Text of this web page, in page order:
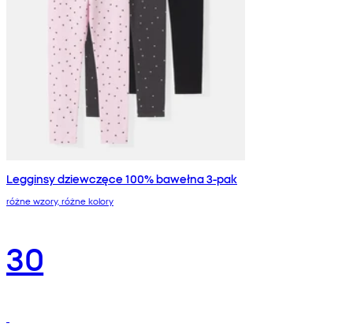
Legginsy dziewczęce 100% bawełna 3-pak
różne wzory, różne kolory
30